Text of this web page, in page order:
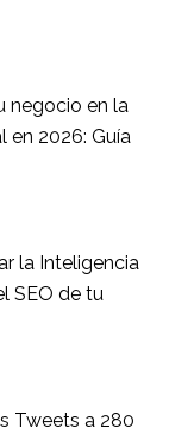
negocio en la
en 2026: Guía
la Inteligencia
SEO de tu
Tweets a 280